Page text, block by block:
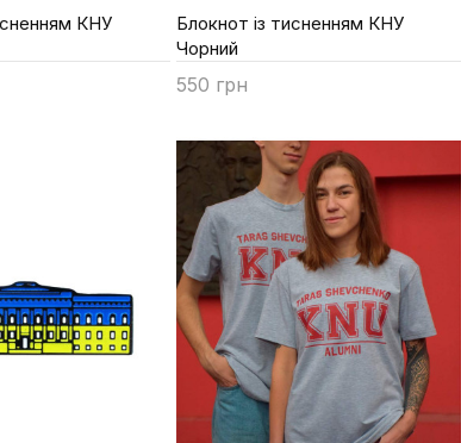
КНУ
Блокнот із тисненням КНУ
Чорний
550 грн